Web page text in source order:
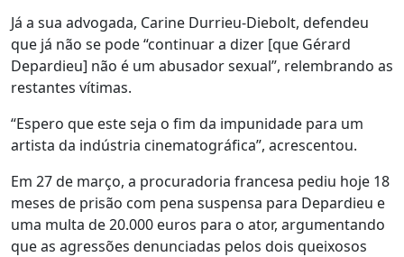
Já a sua advogada, Carine Durrieu-Diebolt, defendeu
que já não se pode “continuar a dizer [que Gérard
Depardieu] não é um abusador sexual”, relembrando as
restantes vítimas.
“Espero que este seja o fim da impunidade para um
artista da indústria cinematográfica”, acrescentou.
Em 27 de março, a procuradoria francesa pediu hoje 18
meses de prisão com pena suspensa para Depardieu e
uma multa de 20.000 euros para o ator, argumentando
que as agressões denunciadas pelos dois queixosos